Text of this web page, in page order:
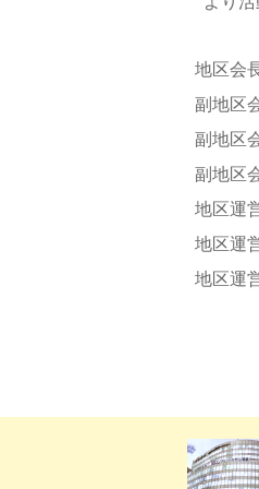
地区会
副地区
副地区
副地区
地区運
地区運
地区運
委員会 名簿 « 日本弁理士会九州会
員会・委員会 名簿 « 日本弁理士会